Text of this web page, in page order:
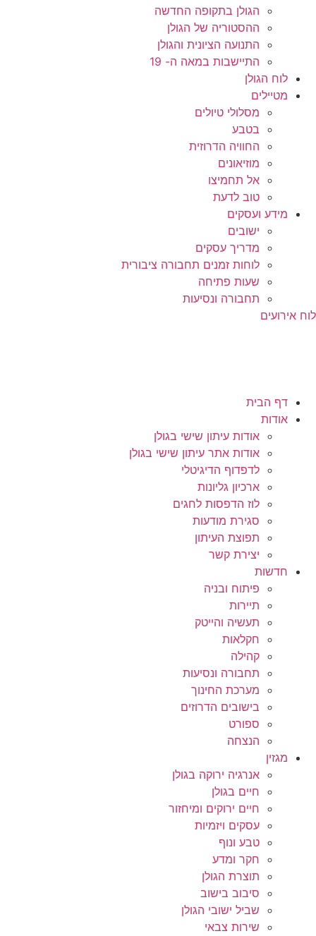
הגולן בתקופה החדשה
ההסטוריה של הגולן
התנועה הציונית והגולן
התיישבות במאה ה- 19
לוח הגולן
מטיילים
מסלולי טיולים
בטבע
החוויה הדרוזית
מוזיאונים
אל תחמיצו
טוב לדעת
מידע ועסקים
ישובים
מדריך עסקים
לוחות זמנים תחבורה ציבורית
שעות פתיחה
תחבורה ונסיעות
לוח אירועים
דף הבית
אודות
אודות עיתון שישי בגולן
אודות אתר עיתון שישי בגולן
לדפדוף הדיגיטלי
ארכיון גליונות
לוז הדפסות לחגים
סגירת מודעות
תפוצת העיתון
יצירת קשר
חדשות
פיתוח ובניה
תיירות
תעשיה והייטק
חקלאות
קהילה
תחבורה ונסיעות
מערכת החינוך
בישובים הדרוזים
ספורט
הנצחה
מגזין
אנרגיה ירוקה בגולן
חיים בגולן
חיים ירוקים ומיחזור
עסקים ויזמיות
טבע ונוף
חקר ומדע
תוצרת הגולן
סיבוב בישוב
שביל ישובי הגולן
שירות צבאי